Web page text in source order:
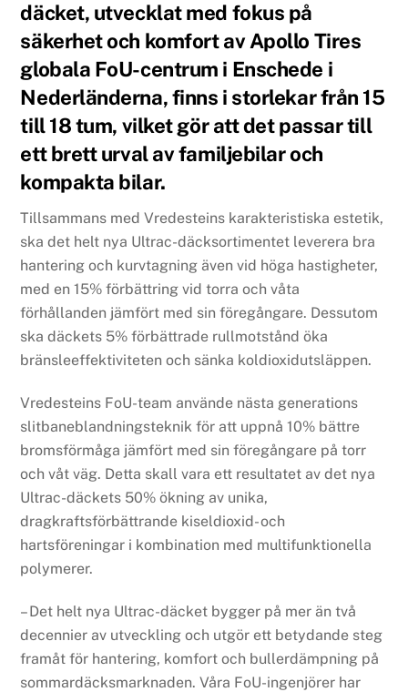
däcket, utvecklat med fokus på
säkerhet och komfort av Apollo Tires
globala FoU-centrum i Enschede i
Nederländerna, finns i storlekar från 15
till 18 tum, vilket gör att det passar till
ett brett urval av familjebilar och
kompakta bilar.
Tillsammans med Vredesteins karakteristiska estetik,
ska det helt nya Ultrac-däcksortimentet leverera bra
hantering och kurvtagning även vid höga hastigheter,
med en 15% förbättring vid torra och våta
förhållanden jämfört med sin föregångare. Dessutom
ska däckets 5% förbättrade rullmotstånd öka
bränsleeffektiviteten och sänka koldioxidutsläppen.
Vredesteins FoU-team använde nästa generations
slitbaneblandningsteknik för att uppnå 10% bättre
bromsförmåga jämfört med sin föregångare på torr
och våt väg. Detta skall vara ett resultatet av det nya
Ultrac-däckets 50% ökning av unika,
dragkraftsförbättrande kiseldioxid- och
hartsföreningar i kombination med multifunktionella
polymerer.
– Det helt nya Ultrac-däcket bygger på mer än två
decennier av utveckling och utgör ett betydande steg
framåt för hantering, komfort och bullerdämpning på
sommardäcksmarknaden. Våra FoU-ingenjörer har